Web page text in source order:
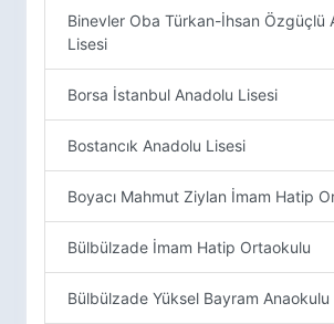
Binevler Oba Türkan-İhsan Özgüçlü
Lisesi
Borsa İstanbul Anadolu Lisesi
Bostancık Anadolu Lisesi
Boyacı Mahmut Ziylan İmam Hatip
Bülbülzade İmam Hatip Ortaokulu
Bülbülzade Yüksel Bayram Anaokulu